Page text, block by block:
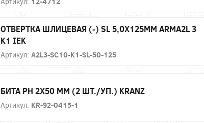
ОТВЕРТКА ШЛИЦЕВАЯ (-) SL 5,0Х125ММ ARMA2L 3
K1 IEK
Артикул: A2L3-SC10-K1-SL-50-125
БИТА PH 2Х50 ММ (2 ШТ./УП.) KRANZ
Артикул: KR-92-0415-1